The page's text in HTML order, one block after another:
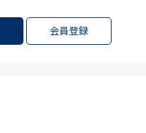
会員登録